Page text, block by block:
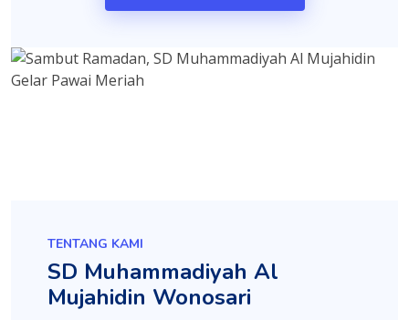
TENTANG KAMI
SD Muhammadiyah Al
Mujahidin Wonosari